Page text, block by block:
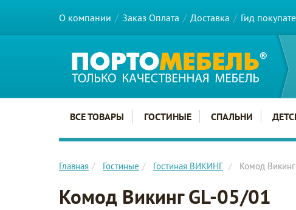
О компании Заказ Оплата Доставка Гид
Главное меню сайта
ВСЕ ТОВАРЫ ГОСТИНЫЕ СПАЛЬНИ
Главная Гостиные Гостиная ВИКИНГ Комод
Комод Викинг GL-05/01